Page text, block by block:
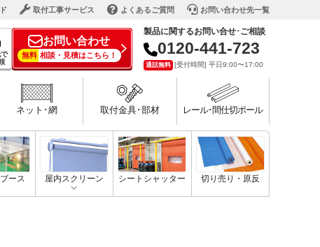
取付工事サービス よくあるご質問 お問い合わせ先一覧
お問い合わせ
無料 相談・見積はこちら！
製品に関するお問い合せ･ご相談
0120-441-723
通話無料 [受付時間] 平日9:00〜17:00
ネット･網 取付金具･部材 レール･間仕切ポール
ース 屋内スクリーン シートシャッター 切り売り・原反